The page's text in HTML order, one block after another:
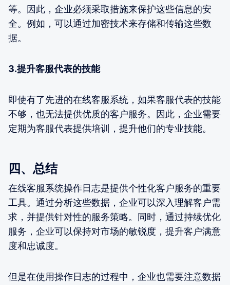
等。因此，企业必须采取措施来保护这些信息的安
全。例如，可以通过加密技术来存储和传输这些数
据。
3.提升客服代表的技能
即使有了先进的在线客服系统，如果客服代表的技能
不够，也无法提供优质的客户服务。因此，企业需要
定期为客服代表提供培训，提升他们的专业技能。
四、总结
在线客服系统操作日志是提供个性化客户服务的重要
工具。通过分析这些数据，企业可以深入理解客户需
求，并提供针对性的服务策略。同时，通过持续优化
服务，企业可以保持对市场的敏锐度，提升客户满意
度和忠诚度。
但是在使用操作日志的过程中，企业也需要注意数据